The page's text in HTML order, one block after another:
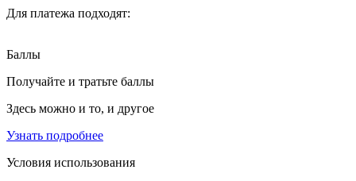
Для платежа подходят:
Баллы
Получайте и тратьте баллы
Здесь можно и то, и другое
Узнать подробнее
Условия использования